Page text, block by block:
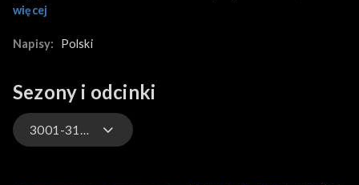
pomogła jej na nowo pogodzić się z synem. Później Bruno
rodzinny obiad.
więcej
Napisy: Polski
Sezony i odcinki
3001-3100